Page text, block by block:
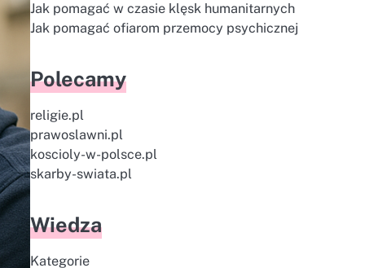
Jak pomagać w czasie klęsk humanitarnych
Jak pomagać ofiarom przemocy psychicznej
Polecamy
religie.pl
prawoslawni.pl
koscioly-w-polsce.pl
skarby-swiata.pl
Wiedza
Kategorie